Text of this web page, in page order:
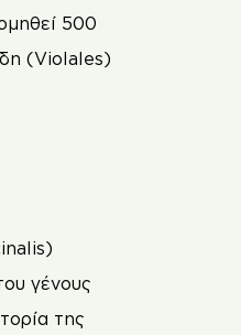
500
(Violales)
γένους
της